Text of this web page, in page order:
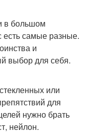
в большом
есть самые разные.
и
выбор для себя.
или
для
нужно брать
нейлон.